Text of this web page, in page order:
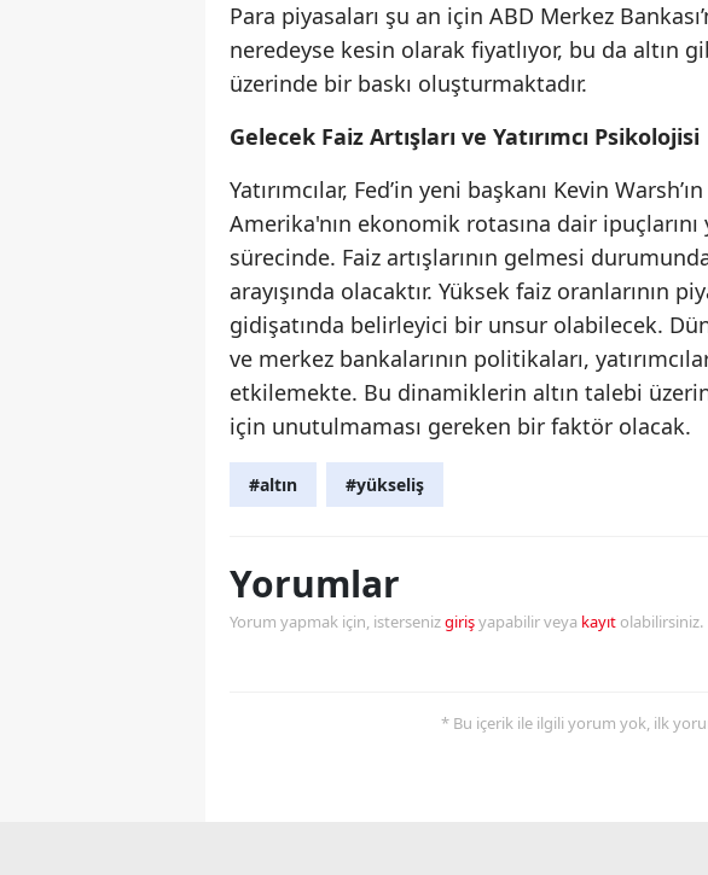
Para piyasaları şu an için ABD Merkez
neredeyse kesin olarak fiyatlıyor, bu da altın
üzerinde bir baskı oluşturmaktadır.
Gelecek Faiz Artışları ve Yatırımcı Psikolojisi
Yatırımcılar, Fed’in yeni başkanı Kevin
Amerika'nın ekonomik rotasına dair
sürecinde. Faiz artışlarının gelmesi
arayışında olacaktır. Yüksek faiz oranlarının
gidişatında belirleyici bir unsur olabilecek.
ve merkez bankalarının politikaları,
etkilemekte. Bu dinamiklerin altın talebi
için unutulmaması gereken bir faktör olacak.
#altın #yükseliş
Yorumlar
Yorum yapmak için, istersenizgirişyapabilir veya kayıt olabilirsiniz.
* Bu içerik ile ilgili yorum yok, ilk